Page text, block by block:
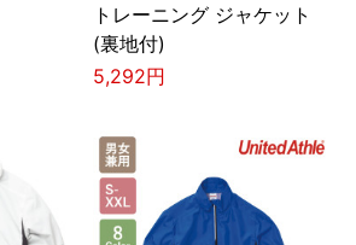
トレーニング ジャケット
(裏地付)
5,292円